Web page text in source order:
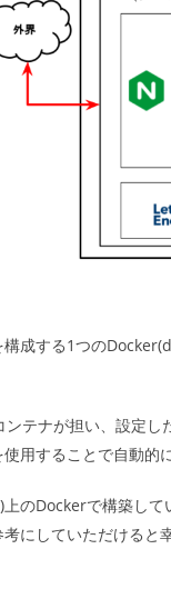
成する1つの
テナが担い、設定
用することで自動的
上のDockerで構築し
にしていただける